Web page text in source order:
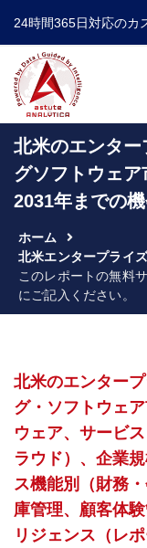
24時間365日対応のカ
北米のエンタ
グソフトウェア
2031年までの
ホーム
北米エンタープライ
このレポートの無料
にご記入ください。
北米のエンター
グ・ソフトウェ
ウェア、サービ
ラウド）、企業
ス機能別（財務
庫管理、顧客体
リジェンス（レ